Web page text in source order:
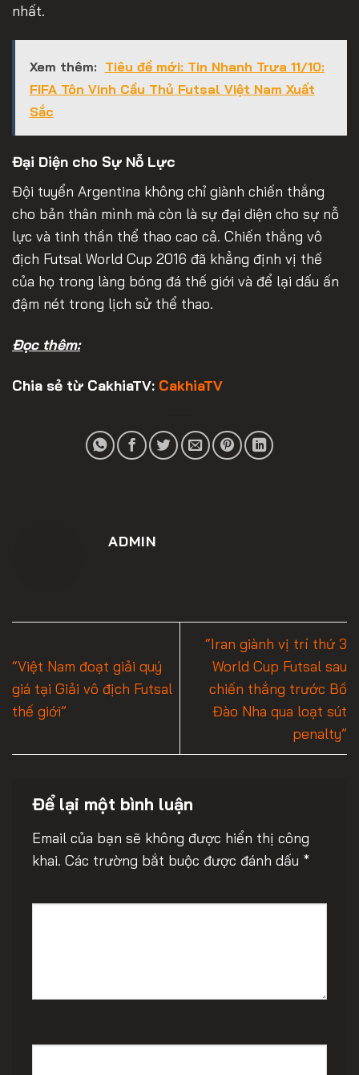
nhất.
Xem thêm: Tiêu đề mới: Tin Nhanh Trưa 11/10:
FIFA Tôn Vinh Cầu Thủ Futsal Việt Nam Xuất
Sắc
Đại Diện cho Sự Nỗ Lực
Đội tuyển Argentina không chỉ giành chiến thắng
cho bản thân mình mà còn là sự đại diện cho sự nỗ
lực và tinh thần thể thao cao cả. Chiến thắng vô
địch Futsal World Cup 2016 đã khẳng định vị thế
của họ trong làng bóng đá thế giới và để lại dấu ấn
đậm nét trong lịch sử thể thao.
Đọc thêm:
Chia sẻ từ CakhiaTV: CakhiaTV
ADMIN
“Việt Nam đoạt giải quý
giá tại Giải vô địch Futsal
thế giới”
“Iran giành vị trí thứ 3
World Cup Futsal sau
chiến thắng trước Bồ
Đào Nha qua loạt sút
penalty”
Để lại một bình luận
Email của bạn sẽ không được hiển thị công
khai. Các trường bắt buộc được đánh dấu *